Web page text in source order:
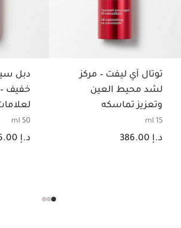
توتال آي ليفت – مركز
لشد محيط العين
وتعزيز تماسكه
15 ml
السعر الحالي هو د.إ 386.00
د.إ 386.00
دبل
خفيف
السن
50 ml
السعر الحالي هو د.إ 595.00
د.إ 595.00